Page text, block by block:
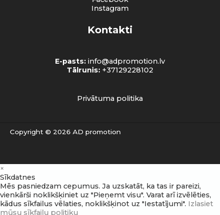
Instagram
Kontakti
E-pasts: info@adpromotion.lv
Tālrunis: +37129228102
Privātuma politika
Copyright © 2026 AD promotion
×
Sīkdatnes
Mēs pasniedzam cepumus. Ja uzskatāt, ka tas ir pareizi,
vienkārši noklikšķiniet uz "Pieņemt visu". Varat arī izvēlēties,
kādus sīkfailus vēlaties, noklikšķinot uz "Iestatījumi". Izlasiet
mūsu sīkfailu politiku